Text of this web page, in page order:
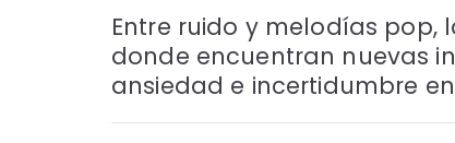
Entre ruido y melodías
donde encuentran nuevas
ansiedad e incertidumbre